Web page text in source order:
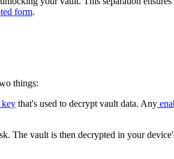
form.
things:
key that's used to decrypt vault data. Any
The vault is then decrypted in your